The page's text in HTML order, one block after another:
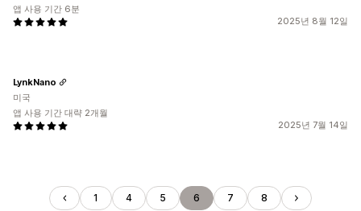
2025년 8월 12일
앱 사용 기간 6분
2025년 7월 14일
LynkNano
미국
앱 사용 기간 대략 2개월
1 4 5 6 7 8